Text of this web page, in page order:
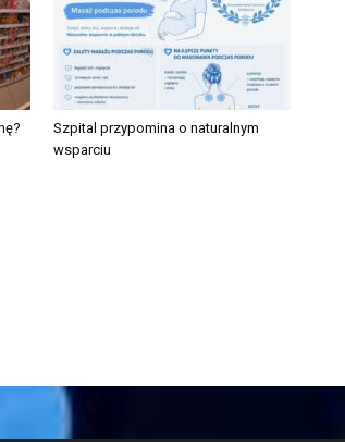
Szpital przypomina o naturalnym
wsparciu